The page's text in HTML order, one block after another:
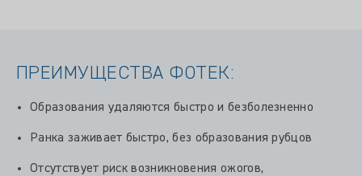
ПРЕИМУЩЕСТВА ФОТЕК:
Образования удаляются быстро и безболезненно
Ранка заживает быстро, без образования рубцов
Отсутствует риск возникновения ожогов,